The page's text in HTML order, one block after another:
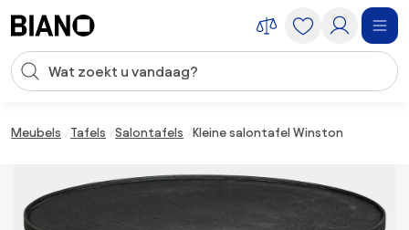
Zoekopdracht invoeren
Meubels Tafels Salontafels Kleine salontafel Winston